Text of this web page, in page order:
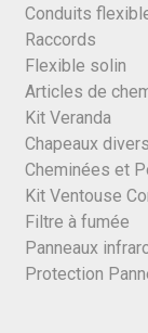
Conduits
Raccords
Flexible solin
Articles de
Kit Veranda
Chapeaux divers
Cheminées et
Kit Ventouse
Filtre à fumée
Panneaux
Protection